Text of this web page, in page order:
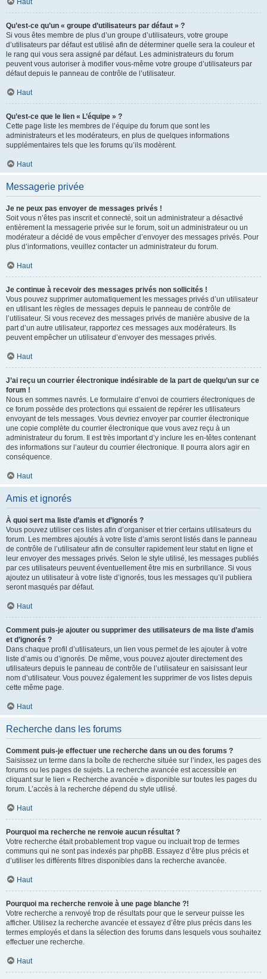
Haut
Qu’est-ce qu’un « groupe d’utilisateurs par défaut » ?
Si vous êtes membre de plus d’un groupe d’utilisateurs, votre groupe
d’utilisateurs par défaut est utilisé afin de déterminer quelle sera la couleur et
le rang qui vous sera assigné par défaut. Les administrateurs du forum
peuvent vous autoriser à modifier vous-même votre groupe d’utilisateurs par
défaut depuis le panneau de contrôle de l’utilisateur.
Haut
Qu’est-ce que le lien « L’équipe » ?
Cette page liste les membres de l’équipe du forum que sont les
administrateurs et les modérateurs, en plus de quelques informations
supplémentaires tels que les forums qu’ils modèrent.
Haut
Messagerie privée
Je ne peux pas envoyer de messages privés !
Soit vous n’êtes pas inscrit et connecté, soit un administrateur a désactivé
entièrement la messagerie privée sur le forum, soit un administrateur ou un
modérateur a décidé de vous empêcher d’envoyer des messages privés. Pour
plus d’informations, veuillez contacter un administrateur du forum.
Haut
Je continue à recevoir des messages privés non sollicités !
Vous pouvez supprimer automatiquement les messages privés d’un utilisateur
en utilisant les règles de messages depuis le panneau de contrôle de
l’utilisateur. Si vous recevez des messages privés de manière abusive de la
part d’un autre utilisateur, rapportez ces messages aux modérateurs. Ils
peuvent empêcher un utilisateur d’envoyer des messages privés.
Haut
J’ai reçu un courrier électronique indésirable de la part de quelqu’un sur ce
forum !
Nous en sommes navrés. Le formulaire d’envoi de courriers électroniques de
ce forum possède des protections qui essaient de repérer les utilisateurs
envoyant de tels messages. Vous devriez envoyer par courrier électronique
une copie complète du courrier électronique que vous avez reçu à un
administrateur du forum. Il est très important d’y inclure les en-têtes contenant
des informations sur l’auteur du courrier électronique. Il pourra alors agir en
conséquence.
Haut
Amis et ignorés
À quoi sert ma liste d’amis et d’ignorés ?
Vous pouvez utiliser ces listes afin d’organiser et trier certains utilisateurs du
forum. Les membres ajoutés à votre liste d’amis seront listés dans le panneau
de contrôle de l’utilisateur afin de consulter rapidement leur statut en ligne et
leur envoyer des messages privés. Selon le style utilisé, les messages publiés
par ces utilisateurs peuvent éventuellement être mis en surbrillance. Si vous
ajoutez un utilisateur à votre liste d’ignorés, tous les messages qu’il publiera
seront masqués par défaut.
Haut
Comment puis-je ajouter ou supprimer des utilisateurs de ma liste d’amis
et d’ignorés ?
Dans chaque profil d’utilisateurs, un lien vous permet de les ajouter à votre
liste d’amis ou d’ignorés. De même, vous pouvez ajouter directement des
utilisateurs depuis le panneau de contrôle de l’utilisateur en saisissant leur
nom d’utilisateur. Vous pouvez également les supprimer de vos listes depuis
cette même page.
Haut
Recherche dans les forums
Comment puis-je effectuer une recherche dans un ou des forums ?
Saisissez un terme dans la boîte de recherche située sur l’index, les pages des
forums ou les pages de sujets. La recherche avancée est accessible en
cliquant sur le lien « Recherche avancée » disponible sur toutes les pages du
forum. L’accès à la recherche dépend du style utilisé.
Haut
Pourquoi ma recherche ne renvoie aucun résultat ?
Votre recherche était probablement trop vague ou incluait trop de termes
communs qui ne sont pas indexés par phpBB. Essayez d’être plus précis et
d’utiliser les différents filtres disponibles dans la recherche avancée.
Haut
Pourquoi ma recherche renvoie à une page blanche ?!
Votre recherche a renvoyé trop de résultats pour que le serveur puisse les
afficher. Utilisez la recherche avancée et essayez d’être plus précis dans les
termes employés et dans la sélection des forums dans lesquels vous souhaitez
effectuer une recherche.
Haut